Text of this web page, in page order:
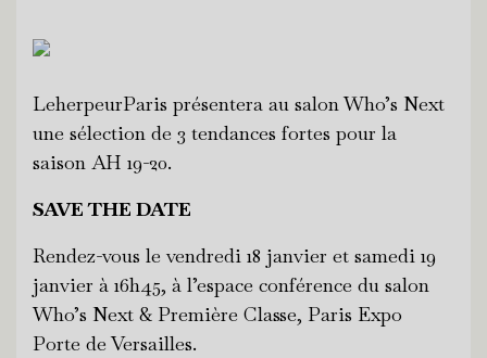
LeherpeurParis présentera au salon Who’s Next
une sélection de 3 tendances fortes pour la
saison AH 19-20.
SAVE THE DATE
Rendez-vous le vendredi 18 janvier et samedi 19
janvier à 16h45, à l’espace conférence du salon
Who’s Next & Première Classe, Paris Expo
Porte de Versailles.